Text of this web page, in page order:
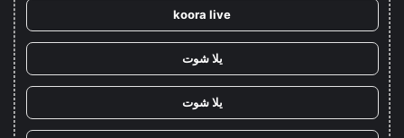
koora live
يلا شوت
يلا شوت